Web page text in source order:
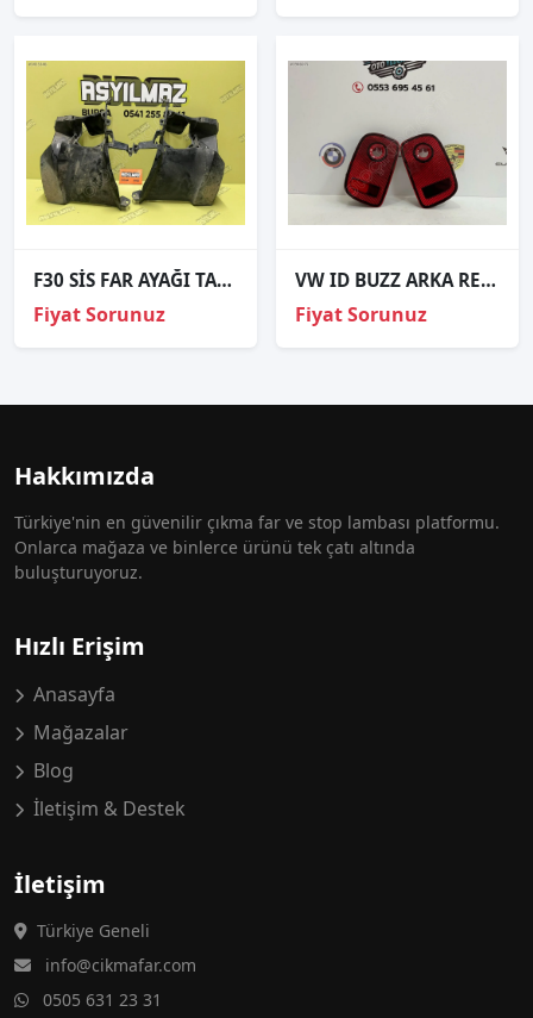
F30 SİS FAR AYAĞI TAKIM
Fiyat Sorunuz
VW ID BUZZ ARKA REFLEKTÖR ORJİNAL 1T3945403 1T3945404
Fiyat Sorunuz
Hakkımızda
Türkiye'nin en güvenilir çıkma far ve stop lambası platformu.
Onlarca mağaza ve binlerce ürünü tek çatı altında
buluşturuyoruz.
Hızlı Erişim
Anasayfa
Mağazalar
Blog
İletişim & Destek
İletişim
Türkiye Geneli
info@cikmafar.com
0505 631 23 31